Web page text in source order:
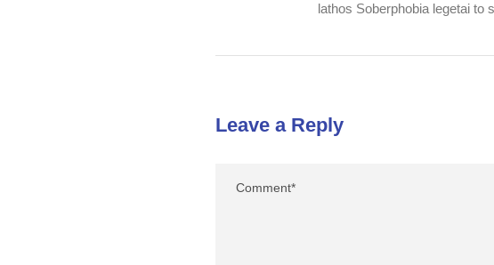
lathos Soberphobia legetai to
Leave a Reply